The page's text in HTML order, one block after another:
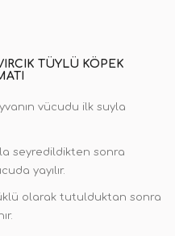
TÜYLÜ KÖPEK
vücudu ilk suyla
seyredildikten sonra
yayılır.
olarak tutulduktan sonra